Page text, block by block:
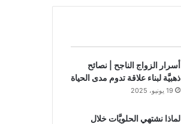
أسرار الزواج الناجح | نصائح
ذهبيَّة لبناء علاقة تدوم مدى الحياة
19 يونيو، 2025
لماذا نشتهي الحلويَّات خلال